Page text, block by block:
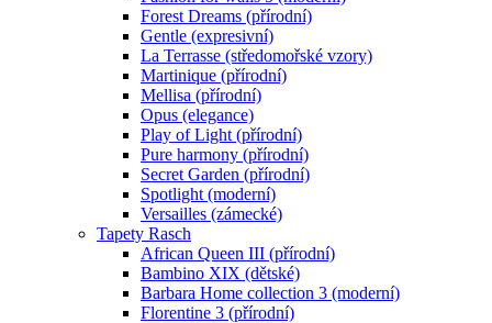
Forest Dreams (přírodní)
Gentle (expresivní)
La Terrasse (středomořské vzory)
Martinique (přírodní)
Mellisa (přírodní)
Opus (elegance)
Play of Light (přírodní)
Pure harmony (přírodní)
Secret Garden (přírodní)
Spotlight (moderní)
Versailles (zámecké)
Tapety Rasch
African Queen III (přírodní)
Bambino XIX (dětské)
Barbara Home collection 3 (moderní)
Florentine 3 (přírodní)